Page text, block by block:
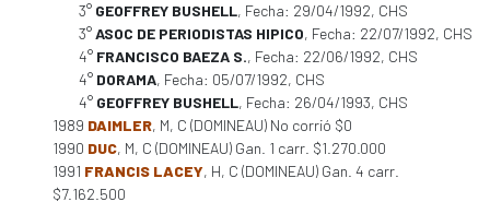
3° GEOFFREY BUSHELL, Fecha: 29/04/1992, CHS
3°ASOC DE PERIODISTAS HIPICO, Fecha: 22/07/1992, CHS
4° FRANCISCO BAEZA S., Fecha: 22/06/1992, CHS
4° DORAMA, Fecha: 05/07/1992, CHS
4° GEOFFREY BUSHELL, Fecha: 26/04/1993, CHS
1989 DAIMLER, M, C (DOMINEAU) No corrió $0
1990 DUC, M, C (DOMINEAU) Gan. 1 carr. $1.270.000
1991 FRANCIS LACEY, H, C (DOMINEAU) Gan. 4 carr.
$7.162.500